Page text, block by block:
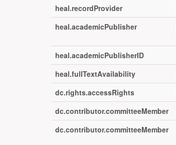
heal.recordProvider
heal.academicPublisher
heal.academicPublisherID
heal.fullTextAvailability
dc.rights.accessRights
dc.contributor.committeeMember
dc.contributor.committeeMember